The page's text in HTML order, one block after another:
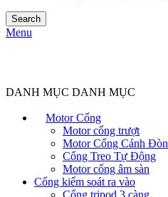
Search
Menu
DANH MỤC DANH MỤC
Motor Cổng
Motor cổng trượt
Motor Cổng Cánh Đòn
Cổng Treo Tự Động
Motor cổng âm sàn
Cổng kiểm soát ra vào
Cổng tripod 3 càng